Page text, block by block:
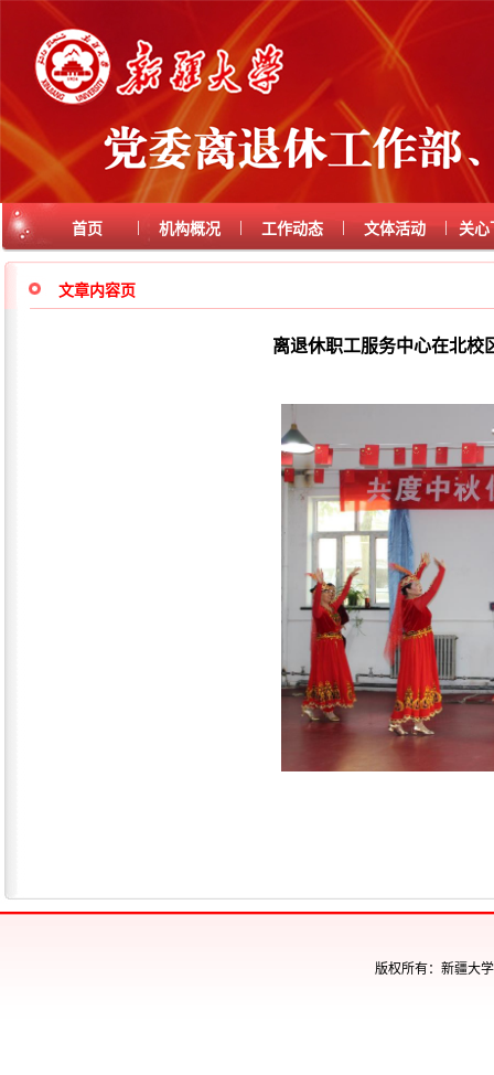
首页 | 机构概况 | 工作动态 | 文体活动 | 关心
文章内容页
离退休职工服务中心在北校
版权所有：新疆大